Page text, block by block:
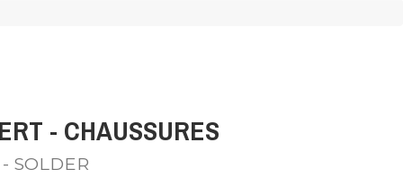
- CHAUSSURES
- SOLDER